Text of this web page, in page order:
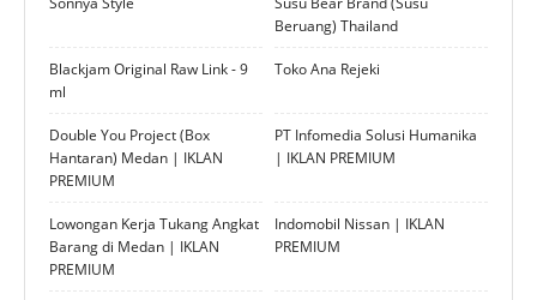
Beruang) Thailand
Blackjam Original Raw Link - 9
ml
Toko Ana Rejeki
Double You Project (Box
Hantaran) Medan | IKLAN
PREMIUM
PT Infomedia Solusi Humanika
| IKLAN PREMIUM
Lowongan Kerja Tukang Angkat
Barang di Medan | IKLAN
PREMIUM
Indomobil Nissan | IKLAN
PREMIUM